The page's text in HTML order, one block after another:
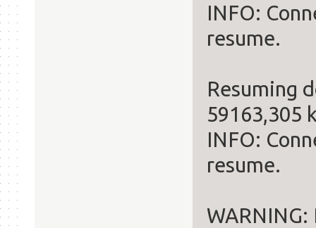
INFO:
resume.
Resuming
59163,305
INFO:
resume.